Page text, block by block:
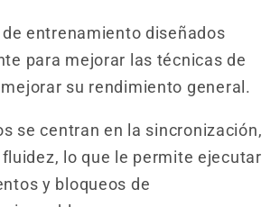
entrenamiento diseñados
para mejorar las técnicas de
su rendimiento general.
se centran en la sincronización,
lo que le permite ejecutar
y bloqueos de